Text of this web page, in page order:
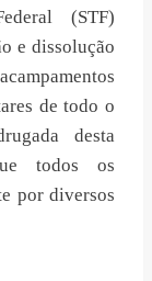
(STF)
e dissolução
de todo o
desta
todos os
por diversos